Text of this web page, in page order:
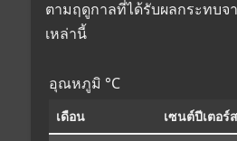
ตามฤดูกาลที่ได้รับผลกระทบ
เหล่านี้
อุณหภูมิ °C
เดือน เซนต์ปีเตอร์